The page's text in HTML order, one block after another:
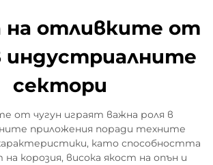
на отливките от
индустриалните
сектори
от чугун играят важна роля в
приложения поради техните
като способността
корозия, висока якост на опън и